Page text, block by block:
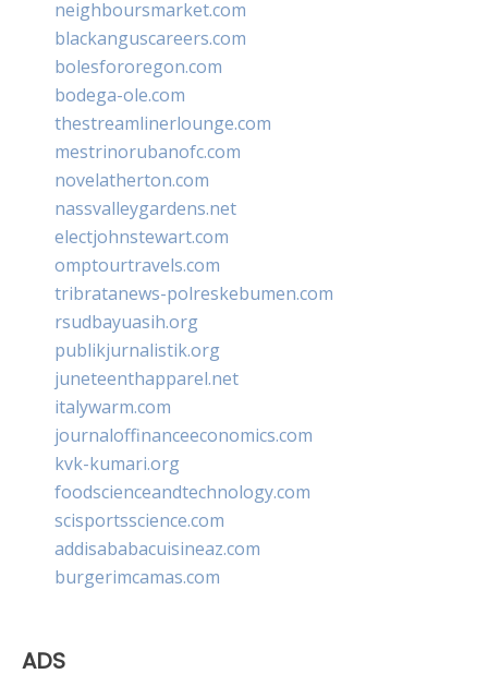
neighboursmarket.com
blackanguscareers.com
bolesfororegon.com
bodega-ole.com
thestreamlinerlounge.com
mestrinorubanofc.com
novelatherton.com
nassvalleygardens.net
electjohnstewart.com
omptourtravels.com
tribratanews-polreskebumen.com
rsudbayuasih.org
publikjurnalistik.org
juneteenthapparel.net
italywarm.com
journaloffinanceeconomics.com
kvk-kumari.org
foodscienceandtechnology.com
scisportsscience.com
addisababacuisineaz.com
burgerimcamas.com
ADS